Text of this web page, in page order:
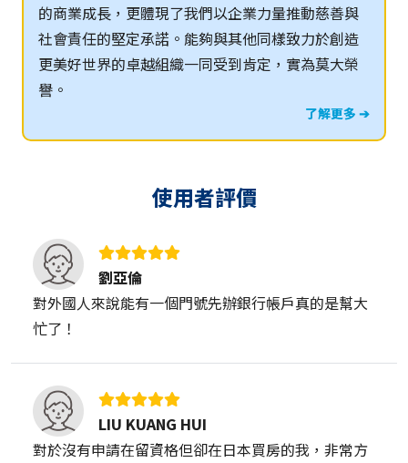
的商業成長，更體現了我們以企業力量推動慈善與
社會責任的堅定承諾。能夠與其他同樣致力於創造
更美好世界的卓越組織一同受到肯定，實為莫大榮
譽。
了解更多 ➔
使用者評價
劉亞倫
對外國人來說能有一個門號先辦銀行帳戶真的是幫大
忙了！
LIU KUANG HUI
對於沒有申請在留資格但卻在日本買房的我，非常方